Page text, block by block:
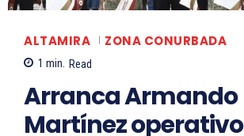
ALTAMIRA ZONA CONURBADA
1 min. Read
Arranca Armando
Martínez operativo